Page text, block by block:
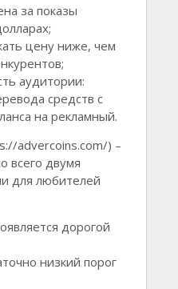
за показы
цену ниже, чем
аудитории:
средств с
на рекламный.
advercoins.com/) –
всего двумя
для любителей
дорогой
низкий порог